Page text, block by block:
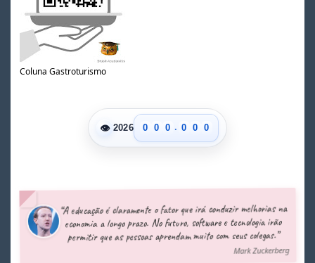
Coluna Gastroturismo
👁 2026
0
1
6
7
8
0
1
6
7
8
0
1
6
7
8
. 0
1
6
7
8
0
1
6
7
8
0
1
6
7
8
“A educação é claramente o fator que irá conduzir melhorias na
economia a longo prazo. No futuro, software e tecnologia irão
permitir que as pessoas aprendam muito com seus colegas.”
Mark Zuckerberg